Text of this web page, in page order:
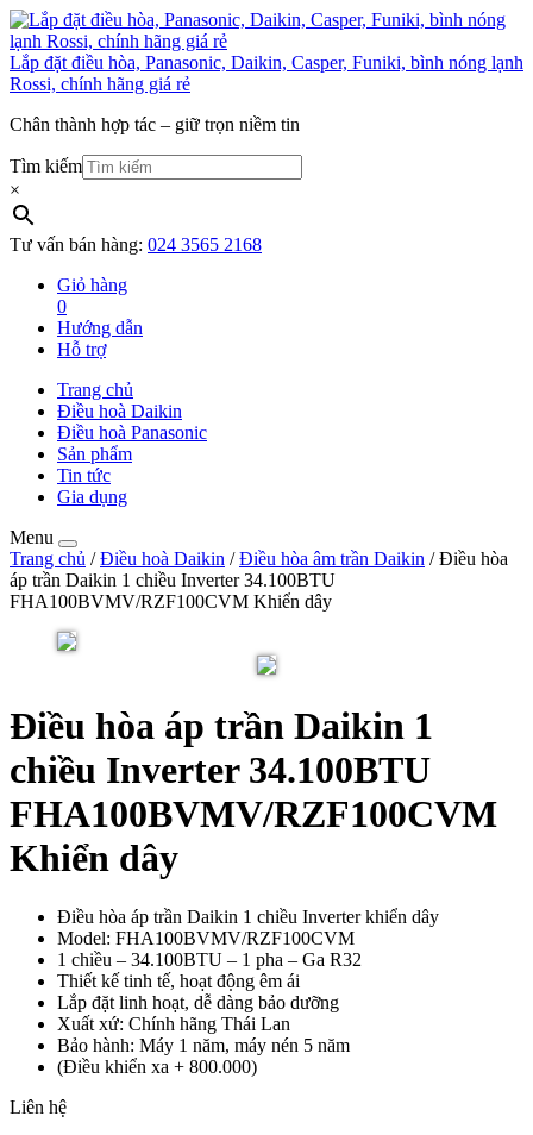
Lắp đặt điều hòa, Panasonic, Daikin, Casper, Funiki, bình nóng lạnh
Rossi, chính hãng giá rẻ
Chân thành hợp tác – giữ trọn niềm tin
Tìm kiếm
×
Tư vấn bán hàng: 024 3565 2168
Giỏ hàng
0
Hướng dẫn
Hỗ trợ
Trang chủ
Điều hoà Daikin
Điều hoà Panasonic
Sản phẩm
Tin tức
Gia dụng
Menu
Trang chủ /Điều hoà Daikin /Điều hòa âm trần Daikin / Điều hòa
áp trần Daikin 1 chiều Inverter 34.100BTU
FHA100BVMV/RZF100CVM Khiển dây
Điều hòa áp trần Daikin 1
chiều Inverter 34.100BTU
FHA100BVMV/RZF100CVM
Khiển dây
Điều hòa áp trần Daikin 1 chiều Inverter khiển dây
Model: FHA100BVMV/RZF100CVM
1 chiều – 34.100BTU – 1 pha – Ga R32
Thiết kế tinh tế, hoạt động êm ái
Lắp đặt linh hoạt, dễ dàng bảo dưỡng
Xuất xứ: Chính hãng Thái Lan
Bảo hành: Máy 1 năm, máy nén 5 năm
(Điều khiển xa + 800.000)
Liên hệ